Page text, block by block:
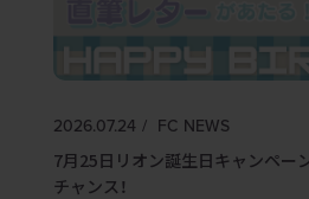
2026.07.24
FC NEWS
7月25日リオン誕生日キャンペーン
チャンス！